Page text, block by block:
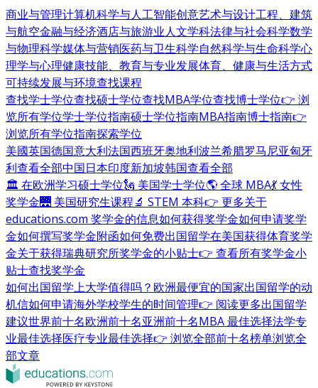
商业与管理计算机科学与人工智能创意艺术与设计工程、建筑
与航空金融与经济酒店与旅游业人文学科法律与社会科学数学
与物理科学媒体与营销医药与卫生科学自然科学与生命科学心
理学与心理健康技能、教育与专业发展体育、健康与生活方式
可持续发展与环境查找课程
查找学士学位查找硕士学位查找MBA学位查找博士学位👉 浏
览所有学位学士学位指南硕士学位指南MBA指南博士指南👉
浏览所有学位指南探索学位
美國英国德国意大利法国西班牙奥地利波兰希腊罗马尼亚匈牙
利查看全部中国日本印度新加坡韩国查看全部
🏛 在欧洲学习硕士学位🗽 美国学士学位🌎 全球 MBA💃 女性
奖学金🌉 美国研究生课程🔬 STEM 本科👉 更多关于
educations.com 奖学金的信息如何获得奖学金如何申请奖学
金如何撰写奖学金附函如何免费出国留学在美国获得体育奖学
金关于获得瑞典研究所奖学金的小贴士👉 查看所有奖学金小
贴士查找奖学金
如何出国留学上大学值得吗？ 欧洲最便宜的国家出国留学的动
机信如何申请海外学校学生的时间管理👉 阅读更多出国留学
建议世界前十名欧洲前十名亚洲前十名MBA 最佳选择法学专
业最佳选择医疗专业最佳选择👉 浏览全部前十名榜单浏览全
部文章